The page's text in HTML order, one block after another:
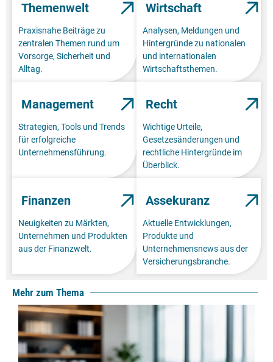
Themenwelt
Praxisnahe Beiträge zu
zentralen Themen rund um
Vorsorge, Sicherheit und
Alltag.
Wirtschaft
Analysen, Meldungen und
Hintergründe zu nationalen
und internationalen
Wirtschaftsthemen.
Management
Strategien, Tools und Trends
für erfolgreiche
Unternehmensführung.
Recht
Wichtige Urteile,
Gesetzesänderungen und
rechtliche Hintergründe im
Überblick.
Finanzen
Neuigkeiten zu Märkten,
Unternehmen und Produkten
aus der Finanzwelt.
Assekuranz
Aktuelle Entwicklungen,
Produkte und
Unternehmensnews aus der
Versicherungsbranche.
Mehr zum Thema